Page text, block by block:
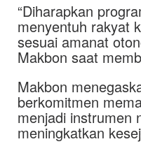
“Diharapkan
menyentuh rakyat
sesuai amanat
Makbon saat
Makbon
berkomitmen
menjadi instrumen
meningkatkan